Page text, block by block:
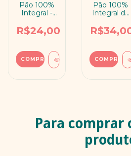
Pão 100%
Integral -
R$24,00
COMPRAR
Pão 100%
Integral de
Cúrcuma e
Quinoa
COMPRAR
Para comprar